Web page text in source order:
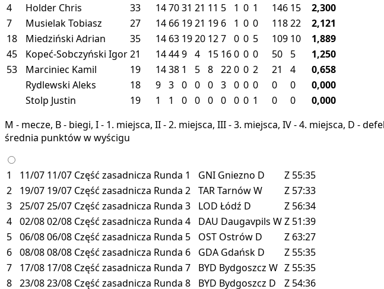
4
Holder Chris 33 147031 21 11 5 1 0 1 146 15
2,300
7
Musielak Tobiasz 27 14 66 1921 19 6 1 0 0 11822
2,121
18
Miedziński Adrian 35 14 63 1920 127 0 0 5 109 10
1,889
45
Kopeć-Sobczyński Igor21 14449 4 15 160 0 0 50 5
1,250
53
Marciniec Kamil 19 1438 1 5 8 220 0 2 21 4
0,658
Rydlewski Aleks
18 9 3 0 0 0 3 0 0 0 0 0
0,000
Stolp Justin
19 1 1 0 0 0 0 0 0 1 0 0
0,000
M - mecze, B - biegi, I - 1. miejsca, II - 2. miejsca, III - 3. miejsca, IV - 4. miejsca, D -
średnia punktów w wyścigu
1 11/07 11/07 Część zasadnicza Runda 1 GNI Gniezno D Z 55:35
2
19/07 19/07 Część zasadnicza Runda 2 TARTarnówW Z 57:33
3 25/0725/07 Część zasadnicza Runda 3 LOD Łódź D Z 56:34
4 02/0802/08 Część zasadnicza Runda 4 DAU Daugavpils WZ 51:39
5 06/0806/08 Część zasadnicza Runda 5 OST Ostrów D Z 63:27
6 08/0808/08 Część zasadnicza Runda 6 GDA Gdańsk D Z 55:35
7
17/08 17/08 Część zasadnicza Runda 7 BYD Bydgoszcz W Z 55:35
8 23/0823/08 Część zasadnicza Runda 8 BYD Bydgoszcz D Z 54:36